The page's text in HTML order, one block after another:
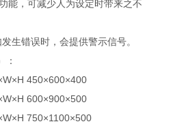
能，可减少人为设定时带来之不
生错误时，会提供警示信号。
：
450×600×400
600×900×500
750×1100×500